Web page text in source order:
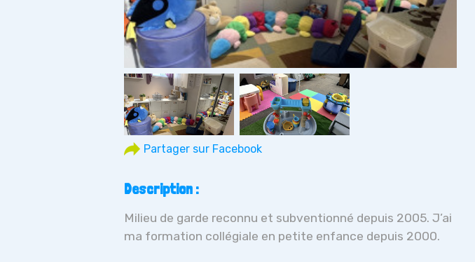
Description :
Milieu de garde reconnu et subventionné depuis 2005. J’ai
ma formation collégiale en petite enfance depuis 2000.